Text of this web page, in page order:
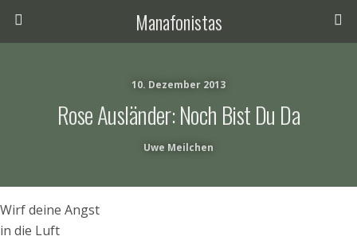
Manafonistas
10. Dezember 2013
Rose Ausländer: Noch Bist Du Da
Uwe Meilchen
Wirf deine Angst
in die Luft